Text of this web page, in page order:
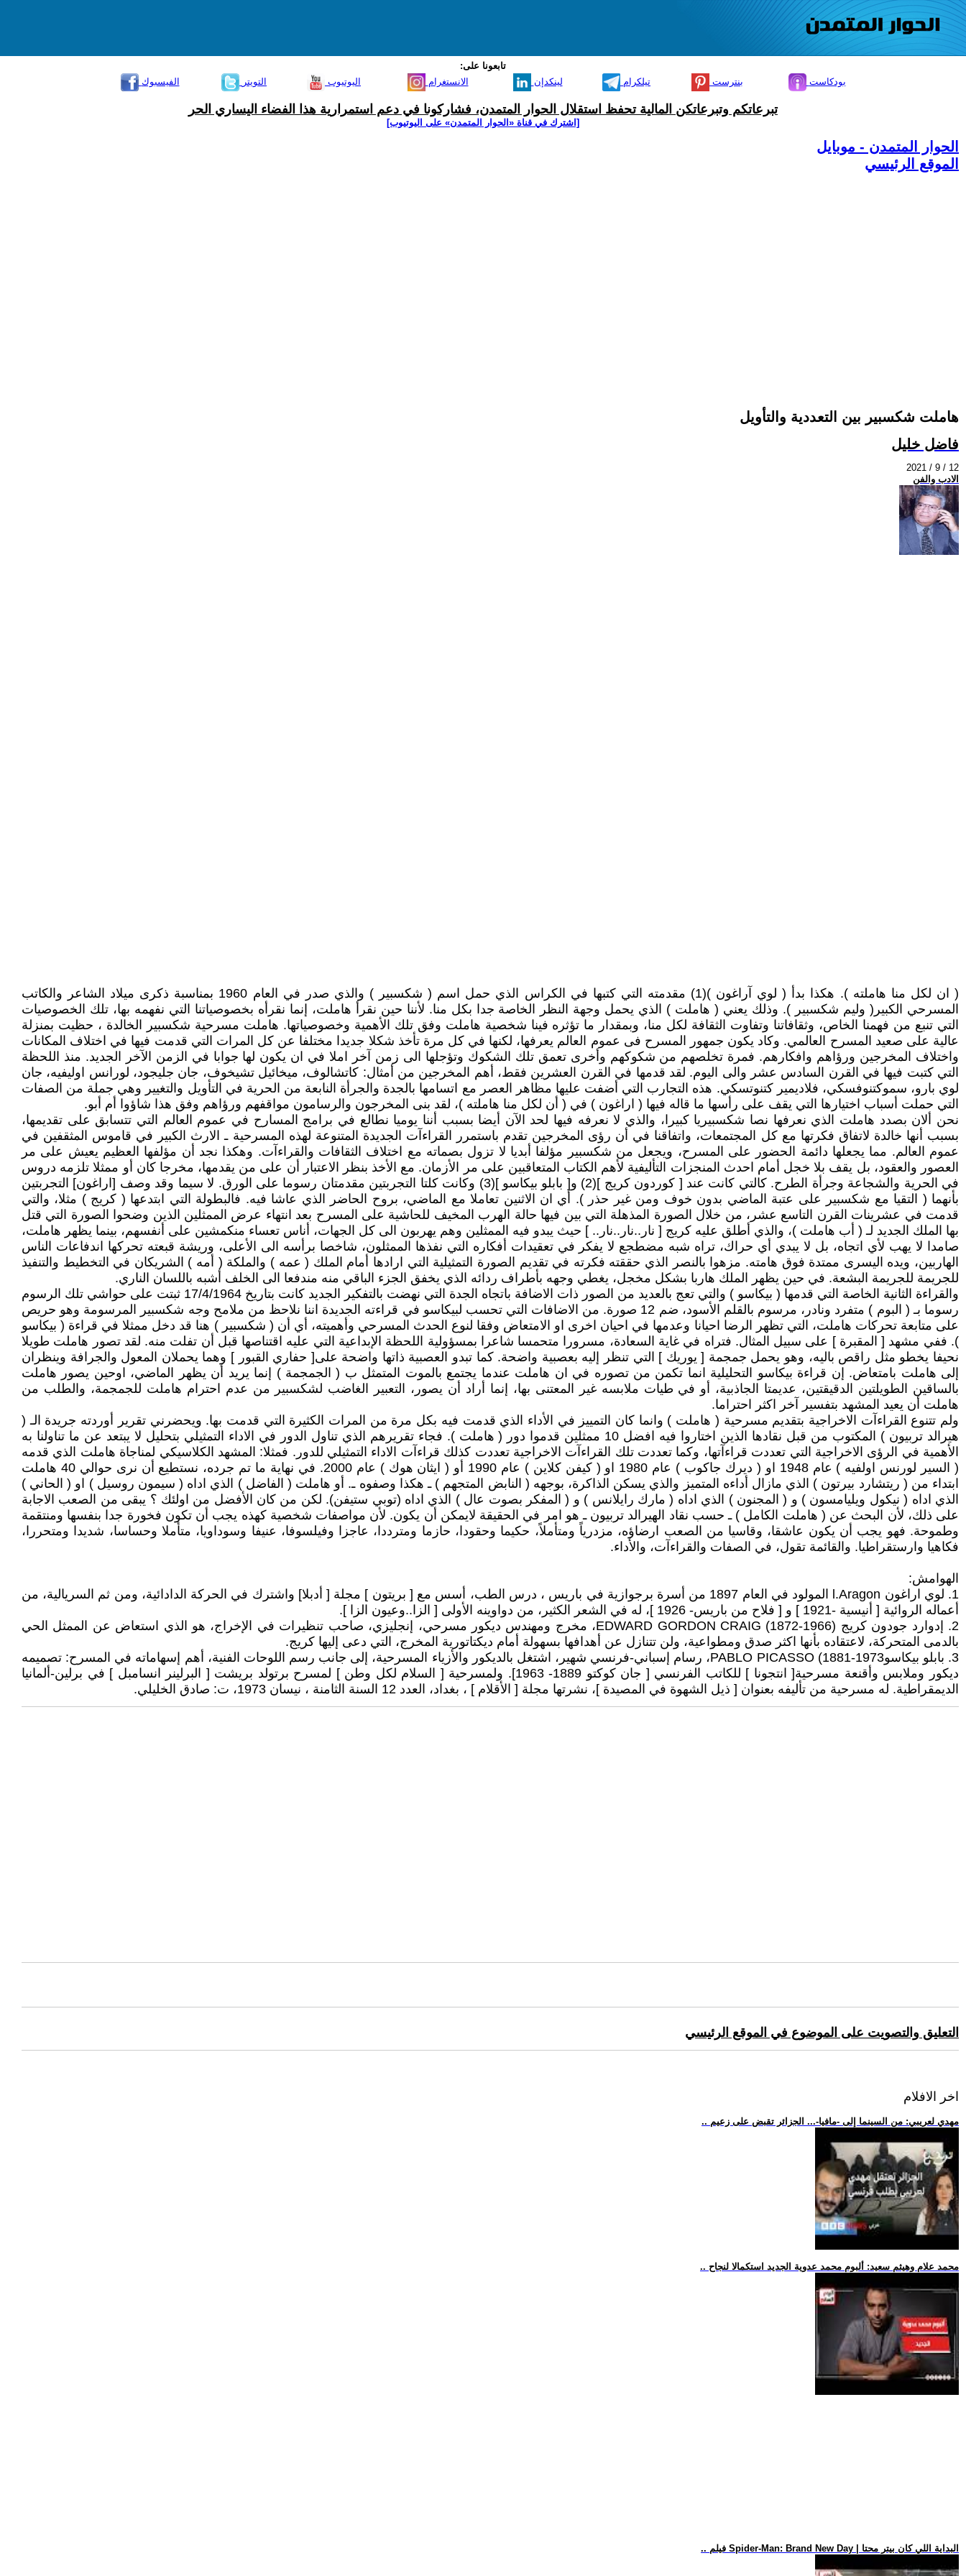
تابعونا على:
الفيسبوك
التويتر اليوتيوب الانستغرام لينكدإن تيلكرام بنترست بودكاست
تبرعاتكم وتبرعاتكن المالية تحفظ استقلال الحوار المتمدن، فشاركونا في دعم استمرارية هذا الفضاء اليساري الحر
[اشترك في قناة ‫«الحوار المتمدن» على اليوتيوب]
الحوار المتمدن - موبايل
الموقع الرئيسي
هاملت شكسبير بين التعددية والتأويل
فاضل خليل
2021 / 9 / 12
الادب والفن
( ان لكل منا هاملته ). هكذا بدأ ( لوي آراغون )(1) مقدمته التي كتبها في الكراس الذي حمل اسم ( شكسبير ) والذي صدر في العام 1960 بمناسبة ذكرى ميلاد الشاعر والكاتب
المسرحي الكبير( وليم شكسبير ). وذلك يعني ( هاملت ) الذي يحمل وجهة النظر الخاصة جدا بكل منا. لأننا حين نقرأ هاملت، إنما نقرأه بخصوصياتنا التي نفهمه بها، تلك الخصوصيات
التي تنبع من فهمنا الخاص، وثقافاتنا وتفاوت الثقافة لكل منا، وبمقدار ما تؤثره فينا شخصية هاملت وفق تلك الأهمية وخصوصياتها. هاملت مسرحية شكسبير الخالدة ، حظيت بمنزلة
عالية على صعيد المسرح العالمي. وكاد يكون جمهور المسرح فى عموم العالم يعرفها، لكنها في كل مرة تأخذ شكلا جديدا مختلفا عن كل المرات التي قدمت فيها في اختلاف المكانات
واختلاف المخرجين ورؤاهم وافكارهم. فمرة تخلصهم من شكوكهم وأخرى تعمق تلك الشكوك وتؤجلها الى زمن آخر املا في ان يكون لها جوابا في الزمن الآخر الجديد. منذ اللحظة
التي كتبت فيها في القرن السادس عشر والى اليوم. لقد قدمها في القرن العشرين فقط، أهم المخرجين من أمثال: كاتشالوف، ميخائيل تشيخوف، جان جليجود، لورانس اوليفيه، جان
لوي بارو، سموكتنوفسكي، فلاديمير كتنوتسكي. هذه التجارب التي أضفت عليها مظاهر العصر مع اتسامها بالجدة والجرأة النابعة من الحرية في التأويل والتغيير وهي جملة من الصفات
التي حملت أسباب اختيارها التي يقف على رأسها ما قاله فيها ( اراغون ) في ( أن لكل منا هاملته )، لقد بنى المخرجون والرسامون مواقفهم ورؤاهم وفق هذا شاؤوا أم أبو.
نحن ألان بصدد هاملت الذي نعرفها نصا شكسبيريا كبيرا، والذي لا نعرفه فيها لحد الآن أيضا بسبب أننا يوميا نطالع في برامج المسارح في عموم العالم التي تتسابق على تقديمها،
بسبب أنها خالدة لاتفاق فكرتها مع كل المجتمعات، واتفاقنا في أن رؤى المخرجين تقدم باستمرر القراءآت الجديدة المتنوعة لهذه المسرحية ـ الارث الكبير في قاموس المثقفين في
عموم العالم. مما يجعلها دائمة الحضور على المسرح، ويجعل من شكسبير مؤلفا أبديا لا تزول بصماته مع اختلاف الثقافات والقراءآت. وهكذا نجد أن مؤلفها العظيم يعيش على مر
العصور والعقود، بل يقف بلا خجل أمام احدث المنجزات التأليفية لأهم الكتاب المتعاقبين على مر الأزمان. مع الأخذ بنظر الاعتبار أن على من يقدمها، مخرجا كان أو ممثلا تلزمه دروس
في الحرية والشجاعة وجرأة الطرح. كالتي كانت عند [ كوردون كريج ](2) و[ بابلو بيكاسو ](3) وكانت كلتا التجربتين مقدمتان رسوما على الورق. لا سيما وقد وصف [اراغون] التجربتين
بأنهما ( التقيا مع شكسبير على عتبة الماضي بدون خوف ومن غير حذر ). أي ان الاثنين تعاملا مع الماضي، بروح الحاضر الذي عاشا فيه. فالبطولة التي ابتدعها ( كريج ) مثلا، والتي
قدمت في عشرينات القرن التاسع عشر، من خلال الصورة المذهلة التي بين فيها حالة الهرب المخيف للحاشية على المسرح بعد انتهاء عرض الممثلين الذين وضحوا الصورة التي قتل
بها الملك الجديد لـ ( أب هاملت )، والذي أطلق عليه كريج [ نار..نار..نار.. ] حيث يبدو فيه الممثلين وهم يهربون الى كل الجهات، أناس تعساء منكمشين على أنفسهم، بينما يظهر هاملت،
صامدا لا يهب لأي اتجاه، بل لا يبدي أي حراك، تراه شبه مضطجع لا يفكر في تعقيدات أفكاره التي نفذها الممثلون، شاخصا برأسه الى الأعلى، وريشة قبعته تحركها اندفاعات الناس
الهاربين، ويده اليسرى ممتدة فوق هامته. مزهوا بالنصر الذي حققته فكرته في تقديم الصورة التمثيلية التي ارادها أمام الملك ( عمه ) والملكة ( أمه ) الشريكان في التخطيط والتنفيذ
للجريمة للجريمة البشعة. في حين يظهر الملك هاربا بشكل مخجل، يغطي وجهه بأطراف ردائه الذي يخفق الجزء الباقي منه مندفعا الى الخلف أشبه باللسان الناري.
والقراءة الثانية الخاصة التي قدمها ( بيكاسو ) والتي تعج بالعديد من الصور ذات الاضافة باتجاه الجدة التي نهضت بالتفكير الجديد كانت بتاريخ 17/4/1964 ثبتت على حواشي تلك الرسوم
رسوما بـ ( البوم ) متفرد ونادر، مرسوم بالقلم الأسود، ضم 12 صورة. من الاضافات التي تحسب لبيكاسو في قراءته الجديدة اننا نلاحظ من ملامح وجه شكسبير المرسومة وهو حريص
على متابعة تحركات هاملت، التي تظهر الرضا احيانا وعدمها في احيان اخرى او الامتعاض وفقا لنوع الحدث المسرحي وأهميته، أي أن ( شكسبير ) هنا قد دخل ممثلا في قراءة ( بيكاسو
). ففي مشهد [ المقبرة ] على سبيل المثال. فتراه في غاية السعادة، مسرورا متحمسا شاعرا بمسؤولية اللحظة الإبداعية التي عليه اقتناصها قبل أن تفلت منه. لقد تصور هاملت طويلا
نحيفا يخطو مثل راقص باليه، وهو يحمل جمجمة [ يوريك ] التي تنظر إليه بعصبية واضحة. كما تبدو العصبية ذاتها واضحة على[ حفاري القبور ] وهما يحملان المعول والجرافة وينظران
إلى هاملت بامتعاض. إن قراءة بيكاسو التحليلية انما تكمن من تصوره في ان هاملت عندما يجتمع بالموت المتمثل ب ( الجمجمة ) إنما يريد أن يظهر الماضي، اوحين يصور هاملت
بالساقين الطويلتين الدقيقتين، عديمتا الجاذبية، أو في طيات ملابسه غير المعتنى بها، إنما أراد أن يصور، التعبير الغاضب لشكسبير من عدم احترام هاملت للجمجمة، والطلب من
هاملت أن يعيد المشهد بتفسير آخر اكثر احتراما.
ولم تتنوع القراءآت الاخراجية بتقديم مسرحية ( هاملت ) وانما كان التمييز في الأداء الذي قدمت فيه بكل مرة من المرات الكثيرة التي قدمت بها. ويحضرني تقرير أوردته جريدة الـ (
هيرالد تربيون ) المكتوب من قبل نقادها الذين اختاروا فيه افضل 10 ممثلين قدموا دور ( هاملت ). فجاء تقريرهم الذي تناول الدور في الاداء التمثيلي بتحليل لا يبتعد عن ما تناولنا به
الأهمية في الرؤى الاخراجية التي تعددت قراءآتها، وكما تعددت تلك القراءآت الاخراجية تعددت كذلك قراءآت الاداء التمثيلي للدور. فمثلا: المشهد الكلاسيكي لمناجاة هاملت الذي قدمه
( السير لورنس اولفيه ) عام 1948 او ( ديرك جاكوب ) عام 1980 او ( كيفن كلاين ) عام 1990 أو ( ايثان هوك ) عام 2000. في نهاية ما تم جرده، نستطيع أن نرى حوالي 40 هاملت
ابتداء من ( ريتشارد بيرتون ) الذي مازال أداءه المتميز والذي يسكن الذاكرة، بوجهه ( النابض المتجهم ) ـ هكذا وصفوه ـ. أو هاملت ( الفاضل ) الذي اداه ( سيمون روسيل ) او ( الحاني )
الذي اداه ( نيكول ويليامسون ) و ( المجنون ) الذي اداه ( مارك رايلانس ) و ( المفكر بصوت عال ) الذي اداه (توبي ستيفن). لكن من كان الأفضل من اولئك ؟ يبقى من الصعب الاجابة
على ذلك، لأن البحث عن ( هاملت الكامل ) ـ حسب نقاد الهيرالد تربيون ـ هو امر في الحقيقة لايمكن أن يكون. لأن مواصفات شخصية كهذه يجب أن تكون فخورة جدا بنفسها ومنتقمة
وطموحة. فهو يجب أن يكون عاشقا، وقاسيا من الصعب ارضاؤه، مزدرياً ومتأملاً، حكيما وحقودا، حازما ومترددا، عاجزا وفيلسوفا، عنيفا وسوداويا، متأملا وحساسا، شديدا ومتحررا،
فكاهيا وارستقراطيا. والقائمة تقول، في الصفات والقراءآت، والأداء.
الهوامش:
1. لوي اراغون l.Aragon المولود في العام 1897 من أسرة برجوازية في باريس ، درس الطب، أسس مع [ بريتون ] مجلة [ أدبلا] واشترك في الحركة الدادائية، ومن ثم السريالية، من
أعماله الروائية [ أنيسية -1921 ] و [ فلاح من باريس- 1926 ]، له في الشعر الكثير، من دواوينه الأولى [ الزا..وعيون الزا ].
2. إدوارد جودون كريج EDWARD GORDON CRAIG (1872-1966)، مخرج ومهندس ديكور مسرحي، إنجليزي، صاحب تنظيرات في الإخراج، هو الذي استعاض عن الممثل الحي
بالدمى المتحركة، لاعتقاده بأنها اكثر صدق ومطواعية، ولن تتنازل عن أهدافها بسهولة أمام ديكتاتورية المخرج، التي دعى إليها كريج.
3. بابلو بيكاسوPABLO PICASSO (1881-1973، رسام إسباني-فرنسي شهير، اشتغل بالديكور والأزياء المسرحية، إلى جانب رسم اللوحات الفنية، أهم إسهاماته في المسرح: تصميمه
ديكور وملابس وأقنعة مسرحية[ انتجونا ] للكاتب الفرنسي [ جان كوكتو 1889- 1963]. ولمسرحية [ السلام لكل وطن ] لمسرح برتولد بريشت [ البرلينر انسامبل ] في برلين-ألمانيا
الديمقراطية. له مسرحية من تأليفه بعنوان [ ذيل الشهوة في المصيدة ]، نشرتها مجلة [ الأقلام ] ، بغداد، العدد 12 السنة الثامنة ، نيسان 1973، ت: صادق الخليلي.
التعليق والتصويت على الموضوع في الموقع الرئيسي
اخر الافلام
.. مهدي لعريبي: من السينما إلى -مافيا-... الجزائر تقبض على زعيم
.. محمد علام وهيثم سعيد: ألبوم محمد عدوية الجديد استكمالا لنجاح
.. فيلم Spider-Man: Brand New Day | البداية اللي كان بيتر محتا